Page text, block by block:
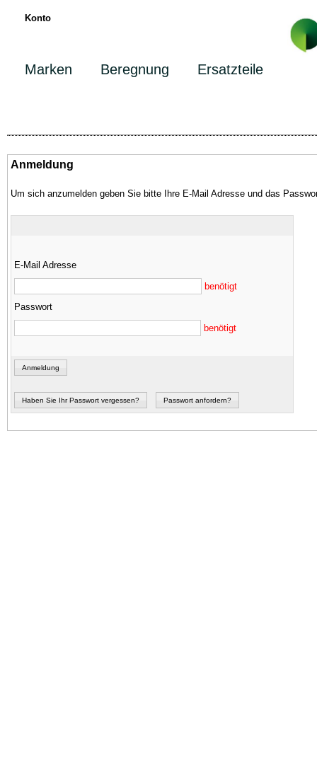
Konto
Marken Beregnung Ersatzteile
Anmeldung
Um sich anzumelden geben Sie bitte Ihre E-Mail Adresse und das
E-Mail Adresse
benötigt
Passwort
benötigt
Anmeldung
Haben Sie Ihr Passwort vergessen? Passwort anfordern?